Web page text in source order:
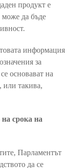
продукт е
може да бъде
информация
за
основават на
или такива,
срока на
Парламентът
да се